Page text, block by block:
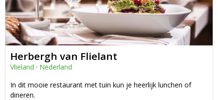
Herbergh van Flielant
Vlieland · Nederland
In dit mooie restaurant met tuin kun je heerlijk lunchen of
dineren.